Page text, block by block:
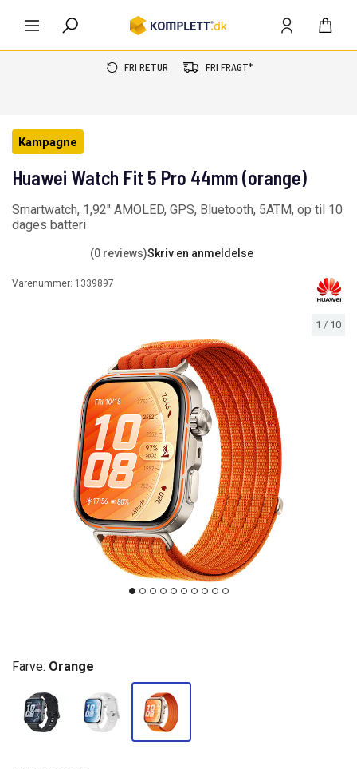
FRI RETUR FRI FRAGT*
1 / 10
Kampagne
Huawei Watch Fit 5 Pro 44mm (orange)
Smartwatch, 1,92" AMOLED, GPS, Bluetooth, 5ATM, op til 10
dages batteri
(0 reviews)Skriv en anmeldelse
Varenummer: 1339897
Farve: Orange